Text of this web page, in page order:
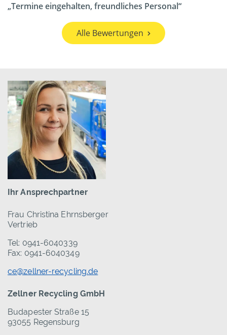
Termine eingehalten, freundliches Personal
Alle Bewertungen
Ihr Ansprechpartner
Frau Christina Ehrnsberger
Vertrieb
Tel: 0941-6040339
Fax: 0941-6040349
ce@zellner-recycling.de
Zellner Recycling GmbH
Budapester Straße 15
93055 Regensburg